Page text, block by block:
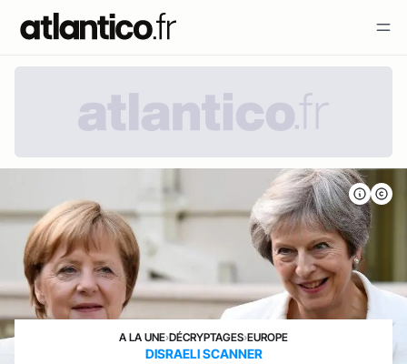
A LA UNE›DÉCRYPTAGES›EUROPE
DISRAELI SCANNER